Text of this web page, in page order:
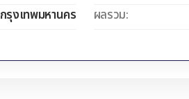
กรุงเทพมหานคร
ผลรวม: